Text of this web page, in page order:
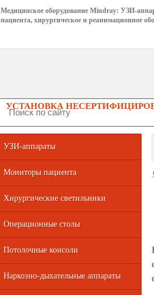
Медицинское оборудование Mindray: УЗИ-
пациента, хирургическое и реанимационное
УСТАНОВКА
УЗИ-аппараты
Мониторы пациента
Хирургические светильники
Операционные столы
Потолочные консоли
Наркозно-дыхательные аппараты